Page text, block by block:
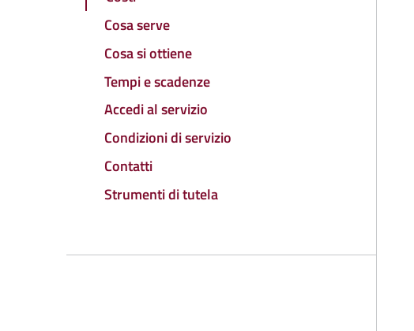
Cosa serve
Cosa si ottiene
Tempi e scadenze
Accedi al servizio
Condizioni di servizio
Contatti
Strumenti di tutela